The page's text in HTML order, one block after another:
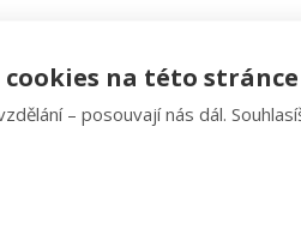
na této stránce
– posouvají nás dál.